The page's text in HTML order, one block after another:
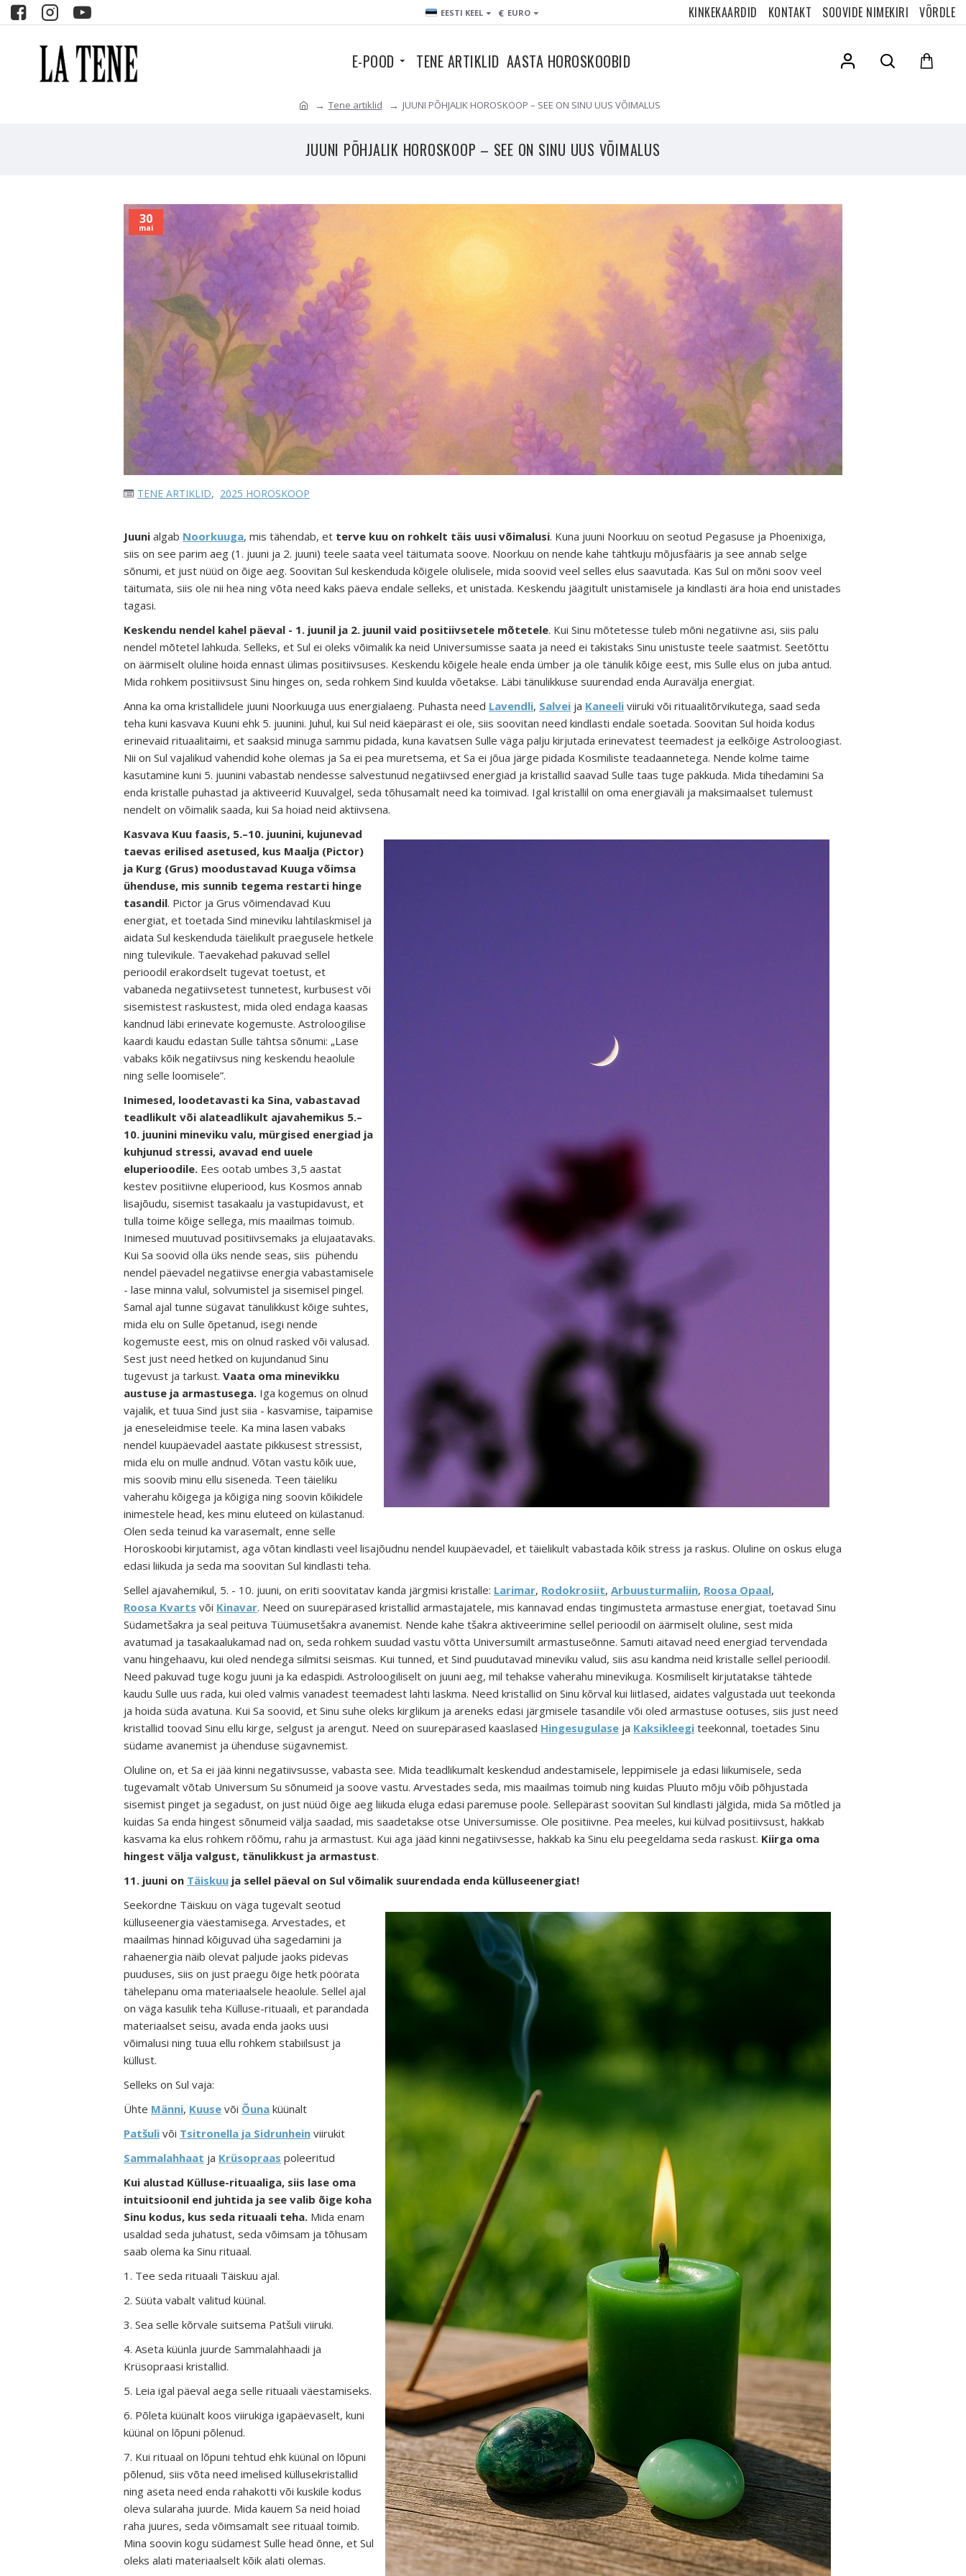
EESTI KEEL € EURO KINKEKAARDID KONTAKT SOOVIDE NIMEKIRI VÕRDLE
E-POOD TENE ARTIKLID AASTA HOROSKOOBID
Tene artiklid JUUNI PÕHJALIK HOROSKOOP – SEE ON SINU UUS VÕIMALUS
JUUNI PÕHJALIK HOROSKOOP – SEE ON SINU UUS VÕIMALUS
30
mai
TENE ARTIKLID, 2025 HOROSKOOP
Juuni algab Noorkuuga, mis tähendab, et terve kuu on rohkelt täis uusi võimalusi. Kuna juuni Noorkuu on seotud Pegasuse ja Phoenixiga,
siis on see parim aeg (1. juuni ja 2. juuni) teele saata veel täitumata soove. Noorkuu on nende kahe tähtkuju mõjusfääris ja see annab selge
sõnumi, et just nüüd on õige aeg. Soovitan Sul keskenduda kõigele olulisele, mida soovid veel selles elus saavutada. Kas Sul on mõni soov veel
täitumata, siis ole nii hea ning võta need kaks päeva endale selleks, et unistada. Keskendu jäägitult unistamisele ja kindlasti ära hoia end unistades
tagasi.
Keskendu nendel kahel päeval - 1. juunil ja 2. juunil vaid positiivsetele mõtetele. Kui Sinu mõtetesse tuleb mõni negatiivne asi, siis palu
nendel mõtetel lahkuda. Selleks, et Sul ei oleks võimalik ka neid Universumisse saata ja need ei takistaks Sinu unistuste teele saatmist. Seetõttu
on äärmiselt oluline hoida ennast ülimas positiivsuses. Keskendu kõigele heale enda ümber ja ole tänulik kõige eest, mis Sulle elus on juba antud.
Mida rohkem positiivsust Sinu hinges on, seda rohkem Sind kuulda võetakse. Läbi tänulikkuse suurendad enda Auravälja energiat.
Anna ka oma kristallidele juuni Noorkuuga uus energialaeng. Puhasta need Lavendli, Salvei ja Kaneeli viiruki või rituaalitõrvikutega, saad seda
teha kuni kasvava Kuuni ehk 5. juunini. Juhul, kui Sul neid käepärast ei ole, siis soovitan need kindlasti endale soetada. Soovitan Sul hoida kodus
erinevaid rituaalitaimi, et saaksid minuga sammu pidada, kuna kavatsen Sulle väga palju kirjutada erinevatest teemadest ja eelkõige Astroloogiast.
Nii on Sul vajalikud vahendid kohe olemas ja Sa ei pea muretsema, et Sa ei jõua järge pidada Kosmiliste teadaannetega. Nende kolme taime
kasutamine kuni 5. juunini vabastab nendesse salvestunud negatiivsed energiad ja kristallid saavad Sulle taas tuge pakkuda. Mida tihedamini Sa
enda kristalle puhastad ja aktiveerid Kuuvalgel, seda tõhusamalt need ka toimivad. Igal kristallil on oma energiaväli ja maksimaalset tulemust
nendelt on võimalik saada, kui Sa hoiad neid aktiivsena.
Kasvava Kuu faasis, 5.–10. juunini, kujunevad
taevas erilised asetused, kus Maalja (Pictor)
ja Kurg (Grus) moodustavad Kuuga võimsa
ühenduse, mis sunnib tegema restarti hinge
tasandil. Pictor ja Grus võimendavad Kuu
energiat, et toetada Sind mineviku lahtilaskmisel ja
aidata Sul keskenduda täielikult praegusele hetkele
ning tulevikule. Taevakehad pakuvad sellel
perioodil erakordselt tugevat toetust, et
vabaneda negatiivsetest tunnetest, kurbusest või
sisemistest raskustest, mida oled endaga kaasas
kandnud läbi erinevate kogemuste. Astroloogilise
kaardi kaudu edastan Sulle tähtsa sõnumi: „Lase
vabaks kõik negatiivsus ning keskendu heaolule
ning selle loomisele”.
Inimesed, loodetavasti ka Sina, vabastavad
teadlikult või alateadlikult ajavahemikus 5.–
10. juunini mineviku valu, mürgised energiad ja
kuhjunud stressi, avavad end uuele
eluperioodile. Ees ootab umbes 3,5 aastat
kestev positiivne eluperiood, kus Kosmos annab
lisajõudu, sisemist tasakaalu ja vastupidavust, et
tulla toime kõige sellega, mis maailmas toimub.
Inimesed muutuvad positiivsemaks ja elujaatavaks.
Kui Sa soovid olla üks nende seas, siis pühendu
nendel päevadel negatiivse energia vabastamisele
- lase minna valul, solvumistel ja sisemisel pingel.
Samal ajal tunne sügavat tänulikkust kõige suhtes,
mida elu on Sulle õpetanud, isegi nende
kogemuste eest, mis on olnud rasked või valusad.
Sest just need hetked on kujundanud Sinu
tugevust ja tarkust. Vaata oma minevikku
austuse ja armastusega. Iga kogemus on olnud
vajalik, et tuua Sind just siia - kasvamise, taipamise
ja eneseleidmise teele. Ka mina lasen vabaks
nendel kuupäevadel aastate pikkusest stressist,
mida elu on mulle andnud. Võtan vastu kõik uue,
mis soovib minu ellu siseneda. Teen täieliku
vaherahu kõigega ja kõigiga ning soovin kõikidele
inimestele head, kes minu eluteed on külastanud.
Olen seda teinud ka varasemalt, enne selle
Horoskoobi kirjutamist, aga võtan kindlasti veel lisajõudnu nendel kuupäevadel, et täielikult vabastada kõik stress ja raskus. Oluline on oskus eluga
edasi liikuda ja seda ma soovitan Sul kindlasti teha.
Sellel ajavahemikul, 5. - 10. juuni, on eriti soovitatav kanda järgmisi kristalle: Larimar, Rodokrosiit, Arbuusturmaliin, Roosa Opaal,
Roosa Kvarts või Kinavar. Need on suurepärased kristallid armastajatele, mis kannavad endas tingimusteta armastuse energiat, toetavad Sinu
Südametšakra ja seal peituva Tüümusetšakra avanemist. Nende kahe tšakra aktiveerimine sellel perioodil on äärmiselt oluline, sest mida
avatumad ja tasakaalukamad nad on, seda rohkem suudad vastu võtta Universumilt armastuseõnne. Samuti aitavad need energiad tervendada
vanu hingehaavu, kui oled nendega silmitsi seismas. Kui tunned, et Sind puudutavad mineviku valud, siis asu kandma neid kristalle sellel perioodil.
Need pakuvad tuge kogu juuni ja ka edaspidi. Astroloogiliselt on juuni aeg, mil tehakse vaherahu minevikuga. Kosmiliselt kirjutatakse tähtede
kaudu Sulle uus rada, kui oled valmis vanadest teemadest lahti laskma. Need kristallid on Sinu kõrval kui liitlased, aidates valgustada uut teekonda
ja hoida süda avatuna. Kui Sa soovid, et Sinu suhe oleks kirglikum ja areneks edasi järgmisele tasandile või oled armastuse ootuses, siis just need
kristallid toovad Sinu ellu kirge, selgust ja arengut. Need on suurepärased kaaslased Hingesugulase ja Kaksikleegi teekonnal, toetades Sinu
südame avanemist ja ühenduse sügavnemist.
Oluline on, et Sa ei jää kinni negatiivsusse, vabasta see. Mida teadlikumalt keskendud andestamisele, leppimisele ja edasi liikumisele, seda
tugevamalt võtab Universum Su sõnumeid ja soove vastu. Arvestades seda, mis maailmas toimub ning kuidas Pluuto mõju võib põhjustada
sisemist pinget ja segadust, on just nüüd õige aeg liikuda eluga edasi paremuse poole. Sellepärast soovitan Sul kindlasti jälgida, mida Sa mõtled ja
kuidas Sa enda hingest sõnumeid välja saadad, mis saadetakse otse Universumisse. Ole positiivne. Pea meeles, kui külvad positiivsust, hakkab
kasvama ka elus rohkem rõõmu, rahu ja armastust. Kui aga jääd kinni negatiivsesse, hakkab ka Sinu elu peegeldama seda raskust. Kiirga oma
hingest välja valgust, tänulikkust ja armastust.
11. juuni on Täiskuu ja sellel päeval on Sul võimalik suurendada enda külluseenergiat!
Seekordne Täiskuu on väga tugevalt seotud
külluseenergia väestamisega. Arvestades, et
maailmas hinnad kõiguvad üha sagedamini ja
rahaenergia näib olevat paljude jaoks pidevas
puuduses, siis on just praegu õige hetk pöörata
tähelepanu oma materiaalsele heaolule. Sellel ajal
on väga kasulik teha Külluse-rituaali, et parandada
materiaalset seisu, avada enda jaoks uusi
võimalusi ning tuua ellu rohkem stabiilsust ja
küllust.
Selleks on Sul vaja:
Ühte Männi, Kuuse või Õuna küünalt
Patšuli või Tsitronella ja Sidrunhein viirukit
Sammalahhaat ja Krüsopraas poleeritud
Kui alustad Külluse-rituaaliga, siis lase oma
intuitsioonil end juhtida ja see valib õige koha
Sinu kodus, kus seda rituaali teha. Mida enam
usaldad seda juhatust, seda võimsam ja tõhusam
saab olema ka Sinu rituaal.
1. Tee seda rituaali Täiskuu ajal.
2. Süüta vabalt valitud küünal.
3. Sea selle kõrvale suitsema Patšuli viiruki.
4. Aseta küünla juurde Sammalahhaadi ja
Krüsopraasi kristallid.
5. Leia igal päeval aega selle rituaali väestamiseks.
6. Põleta küünalt koos viirukiga igapäevaselt, kuni
küünal on lõpuni põlenud.
7. Kui rituaal on lõpuni tehtud ehk küünal on lõpuni
põlenud, siis võta need imelised küllusekristallid
ning aseta need enda rahakotti või kuskile kodus
oleva sularaha juurde. Mida kauem Sa neid hoiad
raha juures, seda võimsamalt see rituaal toimib.
Mina soovin kogu südamest Sulle head õnne, et Sul
oleks alati materiaalselt kõik alati olemas.